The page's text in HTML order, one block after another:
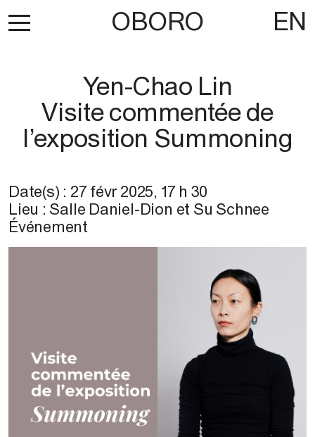
OBORO EN
Yen-Chao Lin
Visite commentée de
l’exposition Summoning
Date(s) : 27 févr 2025, 17 h 30
Lieu : Salle Daniel-Dion et Su Schnee
Événement